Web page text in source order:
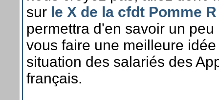
sur le X de la cfdt Pomme R
permettra d'en savoir un peu
vous faire une meilleure
situation des salariés des
français.